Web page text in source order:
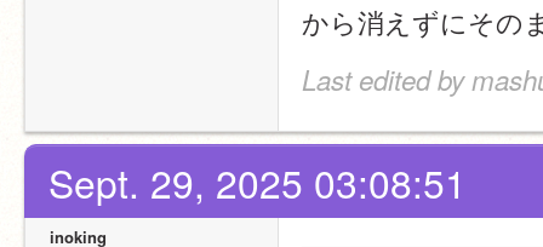
から消えずにその
Last edited by
Sept. 29, 2025 03:08:51
inoking